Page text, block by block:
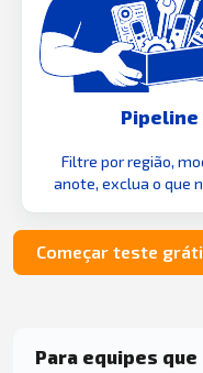
Pipeline
Filtre por região,
anote, exclua o que
Começar teste
Para equipes